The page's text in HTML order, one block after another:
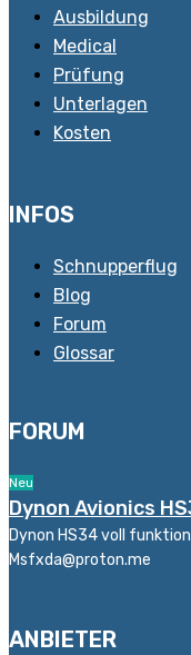
Ausbildung
Medical
Prüfung
Unterlagen
Kosten
INFOS
Schnupperflug
Blog
Forum
Glossar
FORUM
Neu
Dynon Avionics
Dynon HS34 voll
Msfxda@proton.me
ANBIETER